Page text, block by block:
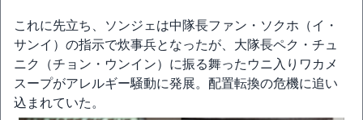
これに先立ち、ソンジェは中隊長ファン・ソクホ（イ・
サンイ）の指示で炊事兵となったが、大隊長ペク・チュ
ニク（チョン・ウンイン）に振る舞ったウニ入りワカメ
スープがアレルギー騒動に発展。配置転換の危機に追い
込まれていた。